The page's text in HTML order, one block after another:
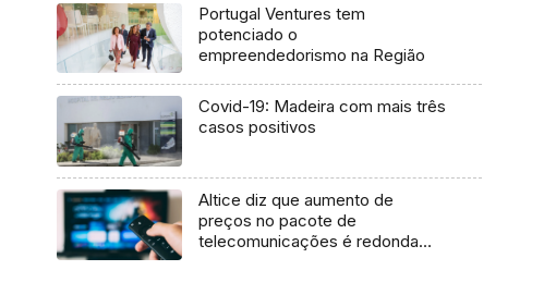
Portugal Ventures tem
potenciado o
empreendedorismo na Região
Covid-19: Madeira com mais três
casos positivos
Altice diz que aumento de
preços no pacote de
telecomunicações é redonda